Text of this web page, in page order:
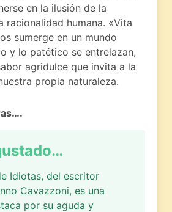
en la ilusión de la
racionalidad humana. «Vita
sumerge en un mundo
y lo patético se entrelazan,
agridulce que invita a la
propia naturaleza.
Idiotas, del escritor
Cavazzoni, es una
por su aguda y